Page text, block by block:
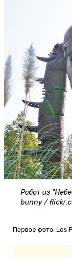
Робот из
bunny /
Первое фото: Los